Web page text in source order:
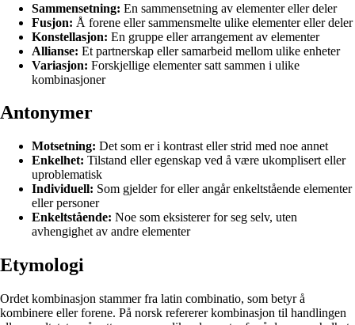
Sammensetning: En sammensetning av elementer eller deler
Fusjon: Å forene eller sammensmelte ulike elementer eller deler
Konstellasjon: En gruppe eller arrangement av elementer
Allianse: Et partnerskap eller samarbeid mellom ulike enheter
Variasjon: Forskjellige elementer satt sammen i ulike
kombinasjoner
Antonymer
Motsetning: Det som er i kontrast eller strid med noe annet
Enkelhet: Tilstand eller egenskap ved å være ukomplisert eller
uproblematisk
Individuell: Som gjelder for eller angår enkeltstående elementer
eller personer
Enkeltstående: Noe som eksisterer for seg selv, uten
avhengighet av andre elementer
Etymologi
Ordet kombinasjon stammer fra latin combinatio, som betyr å
kombinere eller forene. På norsk refererer kombinasjon til handlingen